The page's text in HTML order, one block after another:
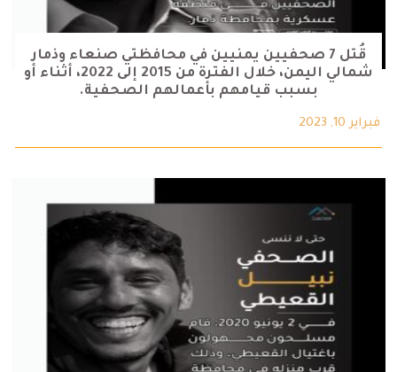
قُتل 7 صحفيين يمنيين في محافظتي صنعاء وذمار
شمالي اليمن، خلال الفترة من 2015 إلى 2022، أثناء أو
بسبب قيامهم بأعمالهم الصحفية.
فبراير 10, 2023